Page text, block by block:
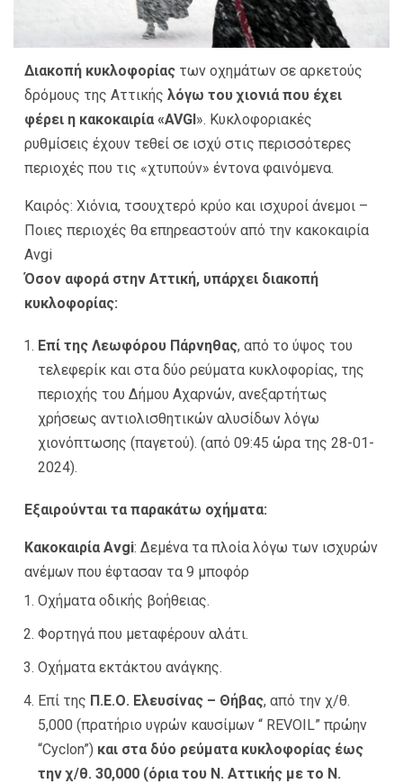
Διακοπή κυκλοφορίας των οχημάτων σε αρκετούς
δρόμους της Αττικής λόγω του χιονιά που έχει
φέρει η κακοκαιρία «AVGI ». Κυκλοφοριακές
ρυθμίσεις έχουν τεθεί σε ισχύ στις περισσότερες
περιοχές που τις «χτυπούν» έντονα φαινόμενα.
Καιρός: Χιόνια, τσουχτερό κρύο και ισχυροί άνεμοι –
Ποιες περιοχές θα επηρεαστούν από την κακοκαιρία
Avgi
Όσον αφορά στην Αττική, υπάρχει διακοπή
κυκλοφορίας:
Επί της Λεωφόρου Πάρνηθας, από το ύψος του
τελεφερίκ και στα δύο ρεύματα κυκλοφορίας, της
περιοχής του Δήμου Αχαρνών, ανεξαρτήτως
χρήσεως αντιολισθητικών αλυσίδων λόγω
χιονόπτωσης (παγετού). (από 09:45 ώρα της 28-01-
2024).
Εξαιρούνται τα παρακάτω οχήματα:
Κακοκαιρία Avgi: Δεμένα τα πλοία λόγω των ισχυρών
ανέμων που έφτασαν τα 9 μποφόρ
Οχήματα οδικής βοήθειας.
Φορτηγά που μεταφέρουν αλάτι.
Οχήματα εκτάκτου ανάγκης.
Επί της Π.Ε.Ο. Ελευσίνας – Θήβας, από την χ/θ.
5,000 (πρατήριο υγρών καυσίμων “ REVOIL” πρώην
“Cyclon”) και στα δύο ρεύματα κυκλοφορίας έως
την χ/θ. 30,000 (όρια του Ν. Αττικής με το Ν.